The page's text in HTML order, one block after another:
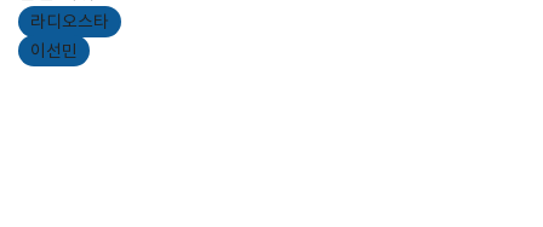
라디오스타
이선민